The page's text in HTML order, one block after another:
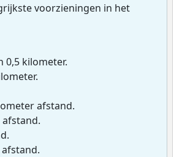
voorzieningen in het
0,5 kilometer.
afstand.